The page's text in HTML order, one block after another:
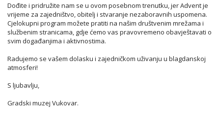
Dođite i pridružite nam se u ovom posebnom trenutku, jer Advent je
vrijeme za zajedništvo, obitelj i stvaranje nezaboravnih uspomena.
Cjelokupni program možete pratiti na našim društvenim mrežama i
službenim stranicama, gdje ćemo vas pravovremeno obavještavati o
svim događanjima i aktivnostima.
Radujemo se vašem dolasku i zajedničkom uživanju u blagdanskoj
atmosferi!
S ljubavlju,
Gradski muzej Vukovar.